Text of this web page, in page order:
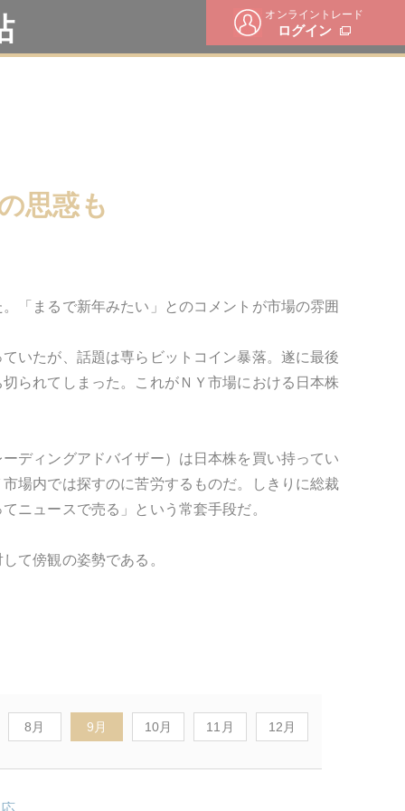
オンライントレード
ログイン
思惑も
「まるで新年みたい」とのコメントが市場の雰囲
いたが、話題は専らビットコイン暴落。遂に最後
られてしまった。これがＮＹ市場における日本株
ディングアドバイザー）は日本株を買い持ってい
場内では探すのに苦労するものだ。しきりに総裁
ニュースで売る」という常套手段だ。
て傍観の姿勢である。
8月 9月 10月 11月 12月